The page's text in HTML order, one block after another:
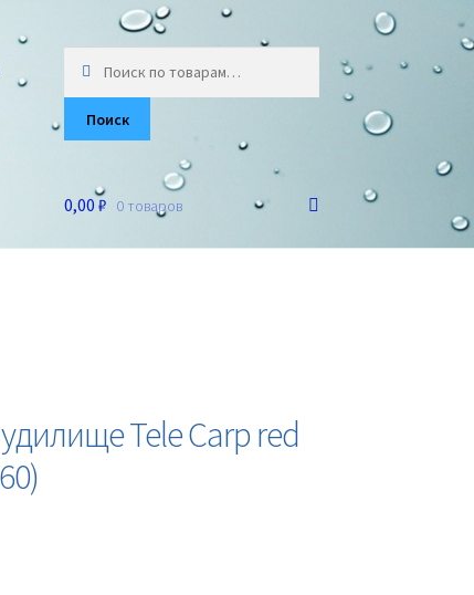
Поиск
0,00 ₽ 0 товаров
Tele Carp red